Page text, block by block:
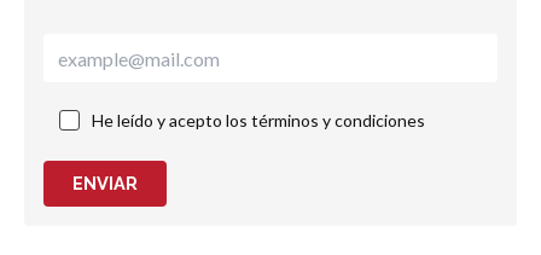
He leído y acepto los términos y condiciones
ENVIAR